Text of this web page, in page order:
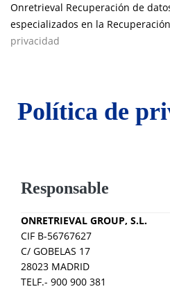
Onretrieval Recuperación de
especializados en la
privacidad
Política de
Responsable
ONRETRIEVAL GROUP, S.L.
CIF B-56767627
C/ GOBELAS 17
28023 MADRID
TELF.- 900 900 381